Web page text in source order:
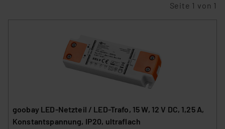
Seite 1 von 1
goobay LED-Netzteil / LED-Trafo, 15 W, 12 V DC, 1,25 A,
Konstantspannung, IP20, ultraflach